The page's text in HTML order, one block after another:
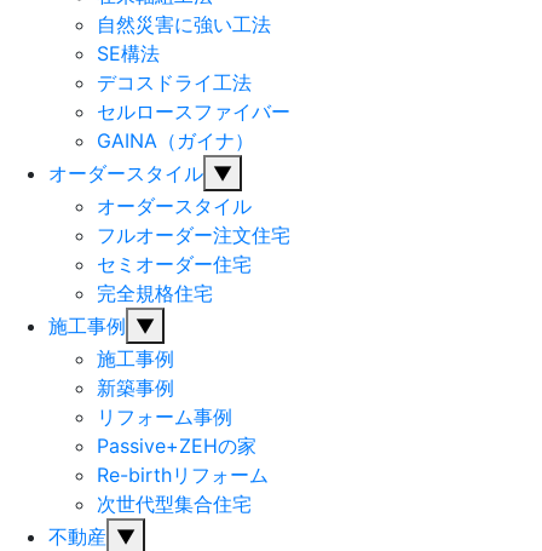
自然災害に強い工法
SE構法
デコスドライ工法
セルロースファイバー
GAINA（ガイナ）
オーダースタイル ▼
オーダースタイル
フルオーダー注文住宅
セミオーダー住宅
完全規格住宅
施工事例 ▼
施工事例
新築事例
リフォーム事例
Passive+ZEHの家
Re-birthリフォーム
次世代型集合住宅
不動産 ▼